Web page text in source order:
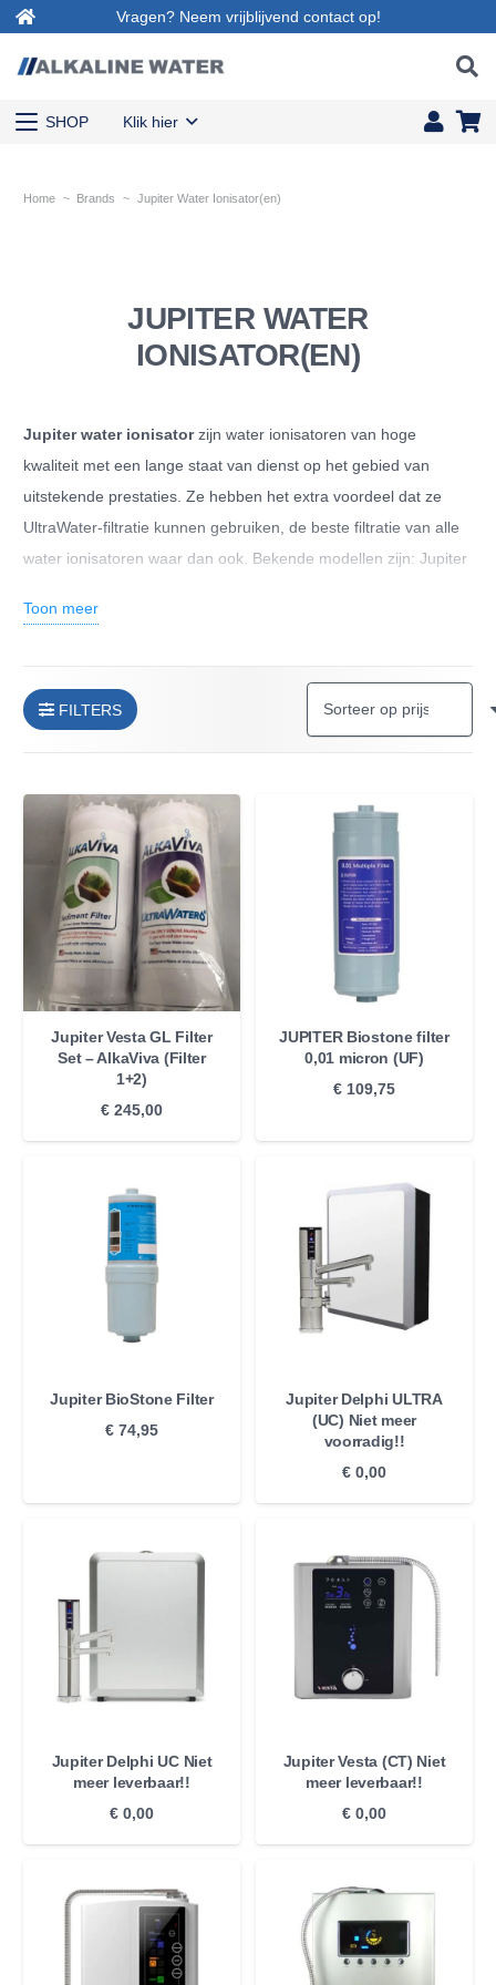
Vragen? Neem vrijblijvend contact op!
SHOP Klik hier
Home ~ Brands ~ Jupiter Water Ionisator(en)
JUPITER WATER
IONISATOR(EN)
Jupiter water ionisatorzijn water ionisatoren van hoge
kwaliteit met een lange staat van dienst op het gebied van
uitstekende prestaties. Ze hebben het extra voordeel dat ze
UltraWater-filtratie kunnen gebruiken, de beste filtratie van alle
water ionisatoren waar dan ook. Bekende modellen zijn: Jupiter
Mavello, Jupiter Melody en Jupiter Alphion.
Toon meer
FILTERS
Jupiter Vesta GL Filter
Set – AlkaViva (Filter
1+2)
€ 245,00
JUPITER Biostone filter
0,01 micron (UF)
€ 109,75
Jupiter BioStone Filter
€ 74,95
Jupiter Delphi ULTRA
(UC) Niet meer
voorradig!!
€ 0,00
Jupiter Delphi UC Niet
meer leverbaar!!
€ 0,00
Jupiter Vesta (CT) Niet
meer leverbaar!!
€ 0,00